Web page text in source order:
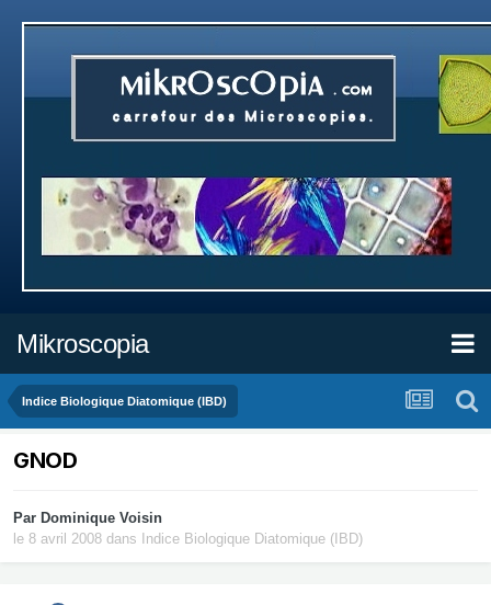
Mikroscopia
Indice Biologique Diatomique (IBD)
GNOD
Par Dominique Voisin
le 8 avril 2008 dans Indice Biologique Diatomique (IBD)